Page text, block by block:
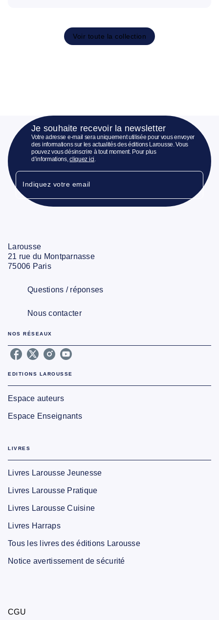
Voir toute la collection
Je souhaite recevoir la newsletter
Votre adresse e-mail sera uniquement utilisée pour vous envoyer
des informations sur les actualités des éditions Larousse. Vous
pouvez vous désinscrire à tout moment. Pour plus
d’informations,cliquez ici.
Indiquez votre email
Larousse
21 rue du Montparnasse
75006 Paris
Questions / réponses
Nous contacter
NOS RÉSEAUX
EDITIONS LAROUSSE
Espace auteurs
Espace Enseignants
LIVRES
Livres Larousse Jeunesse
Livres Larousse Pratique
Livres Larousse Cuisine
Livres Harraps
Tous les livres des éditions Larousse
Notice avertissement de sécurité
CGU